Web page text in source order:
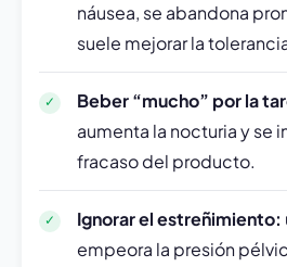
náusea, se abandona
suele mejorar la
Beber “mucho” por la
aumenta la nocturia y se
fracaso del producto.
Ignorar el estreñimiento:
empeora la presión